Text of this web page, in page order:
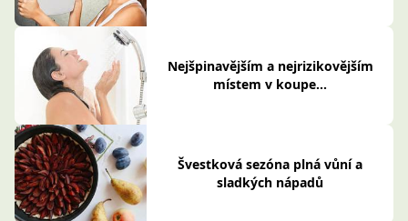
Nejšpinavějším a nejrizikovějším
místem v koupe...
Švestková sezóna plná vůní a
sladkých nápadů